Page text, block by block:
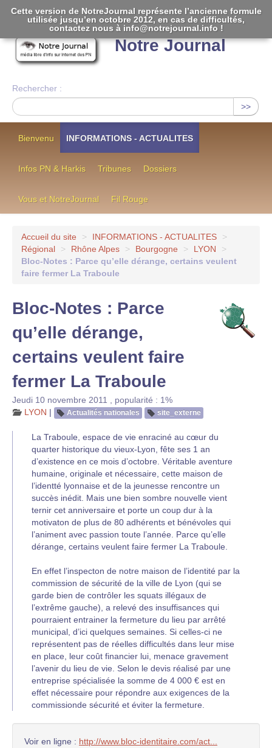
Notre Journal
Rechercher :
>>
Bienvenu INFORMATIONS - ACTUALITES
Infos PN & Harkis Tribunes Dossiers
Vous et NotreJournal Fil Rouge
Accueil du site > INFORMATIONS - ACTUALITES
>
Régional
> Rhône Alpes > Bourgogne > LYON
>
Bloc-Notes : Parce qu’elle dérange, certains veulent
faire fermer La Traboule
Bloc-Notes : Parce
qu’elle dérange,
certains veulent faire
fermer La Traboule
Jeudi 10 novembre 2011
popularité : 1%
LYON | Actualités nationales site_externe
La Traboule, espace de vie enraciné au cœur du
quarter historique du vieux-Lyon, fête ses 1 an
d’existence en ce mois d’octobre. Véritable aventure
humaine, originale et nécessaire, cette maison de
l’identté lyonnaise et de la jeunesse rencontre un
succès inédit. Mais une bien sombre nouvelle vient
ternir cet anniversaire et porte un coup dur à la
motivaton de plus de 80 adhérents et bénévoles qui
l’animent avec passion toute l’année. Parce qu’elle
dérange, certains veulent faire fermer La Traboule.
En effet l’inspecton de notre maison de l’identité par la
commission de sécurité de la ville de Lyon (qui se
garde bien de contrôler les squats illégaux de
l’extrême gauche), a relevé des insuffisances qui
pourraient entrainer la fermeture du lieu par arrêté
municipal, d’ici quelques semaines. Si celles-ci ne
représentent pas de réelles difficultés dans leur mise
en place, leur coût financier lui, menace gravement
l’avenir du lieu de vie. Selon le devis réalisé par une
entreprise spécialisée la somme de 4 000 € est en
effet nécessaire pour répondre aux exigences de la
commissionde sécurité et éviter la fermeture.
Voir en ligne : http://www.bloc-identitaire.com/act...
Cette version de NotreJournal représente l’ancienne formule
utilisée jusqu’en octobre 2012, en cas de difficultés,
contactez nous à info@notrejournal.info !